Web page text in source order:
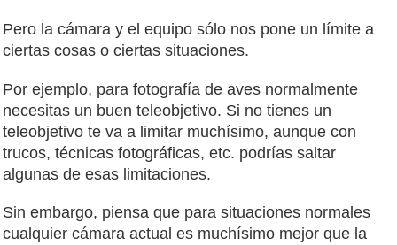
Pero la cámara y el equipo sólo nos pone un límite a
ciertas cosas o ciertas situaciones.
Por ejemplo, para fotografía de aves normalmente
necesitas un buen teleobjetivo. Si no tienes un
teleobjetivo te va a limitar muchísimo, aunque con
trucos, técnicas fotográficas, etc. podrías saltar
algunas de esas limitaciones.
Sin embargo, piensa que para situaciones normales
cualquier cámara actual es muchísimo mejor que la